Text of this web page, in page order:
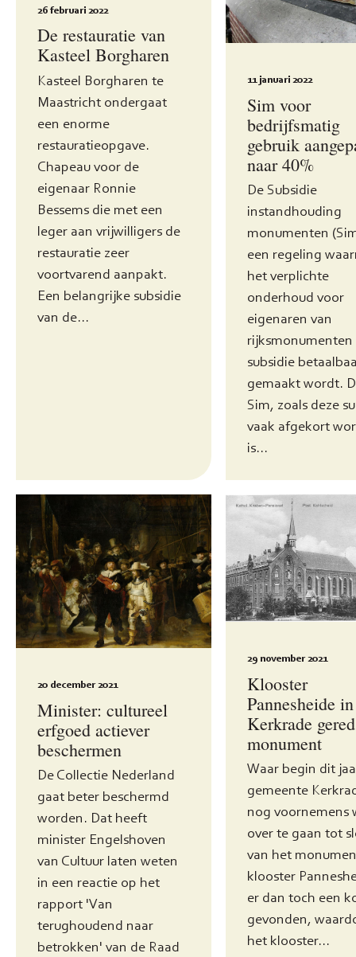
26 februari 2022
De restauratie van
Kasteel Borgharen
Kasteel Borgharen te
Maastricht ondergaat
een enorme
restauratieopgave.
Chapeau voor de
eigenaar Ronnie
Bessems die met een
leger aan vrijwilligers de
restauratie zeer
voortvarend aanpakt.
Een belangrijke subsidie
van de...
11 januari 2022
Sim voor
bedrijfsmatig
gebruik
naar 40%
De Subsidie
instandhouding
monumenten
een regeling
het verplichte
onderhoud voor
eigenaren van
rijksmonumenten
subsidie
gemaakt wordt.
Sim, zoals deze
vaak afgekort
is...
20 december 2021
Minister: cultureel
erfgoed actiever
beschermen
De Collectie Nederland
gaat beter beschermd
worden. Dat heeft
minister Engelshoven
van Cultuur laten weten
in een reactie op het
rapport 'Van
terughoudend naar
betrokken' van de Raad
29 november 2021
Klooster
Pannesheide in
Kerkrade
monument
Waar begin dit
gemeente
nog voornemens
over te gaan tot
van het
klooster
er dan toch een
gevonden,
het klooster...